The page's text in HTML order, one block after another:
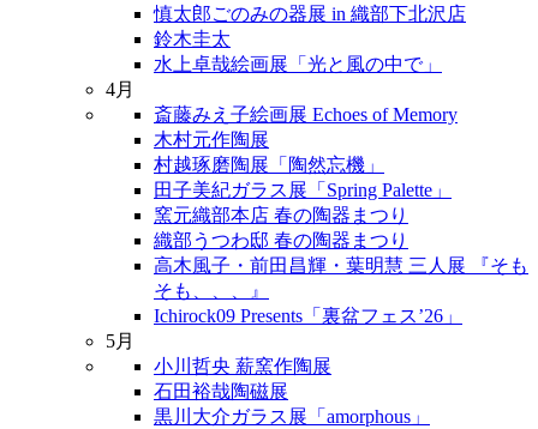
慎太郎ごのみの器展 in 織部下北沢店
鈴木圭太
水上卓哉絵画展「光と風の中で」
4月
斎藤みえ子絵画展 Echoes of Memory
木村元作陶展
村越琢磨陶展「陶然忘機」
田子美紀ガラス展「Spring Palette」
窯元織部本店 春の陶器まつり
織部うつわ邸 春の陶器まつり
高木風子・前田昌輝・葉明慧 三人展 『そも
そも、、、』
Ichirock09 Presents「裏盆フェス’26」
5月
小川哲央 薪窯作陶展
石田裕哉陶磁展
黒川大介ガラス展「amorphous」